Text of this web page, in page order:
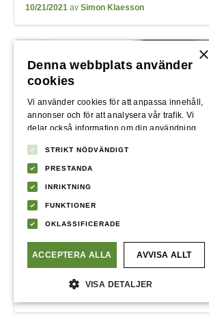
10/21/2021 av Simon Klaesson
Trygghetsförsäkring - Lånen
×
Denna webbplats använder
cookies
Vi använder cookies för att anpassa innehåll,
annonser och för att analysera vår trafik. Vi
delar också information om din användning
analyspartners som kan kombinera den med
annan information som du har tillhandahållit
dem eller som de har samlat in från din
användning av deras tjänster.
Integritetspolicy
STRIKT NÖDVÄNDIGT
PRESTANDA
INRIKTNING
FUNKTIONER
OKLASSIFICERADE
ACCEPTERA ALLA AVVISA ALLT
VISA DETALJER